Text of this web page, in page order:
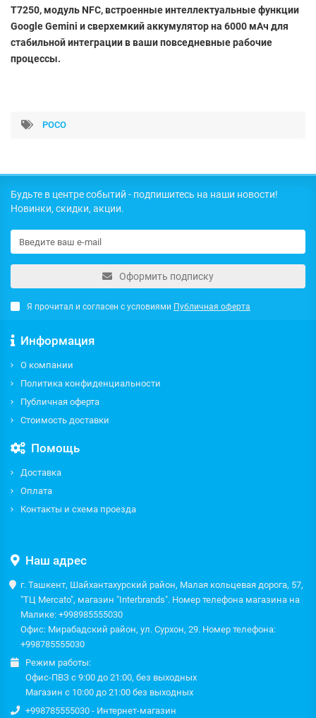
T7250, модуль NFC, встроенные интеллектуальные функции
Google Gemini и сверхемкий аккумулятор на 6000 мАч для
стабильной интеграции в ваши повседневные рабочие
процессы.
POCO
Будьте в центре событий - подпишитесь на наши новости!
Новинки, скидки, акции.
Оформить подписку
Я прочитал и согласен с условиями Публичная оферта
Информация
О компании
Политика конфиденциальности
Публичная оферта
Стоимость доставки
Помощь
Доставка
Оплата
Контакты и схема проезда
Наш адрес
г. Ташкент, Шайхантахурский район, Малая кольцевая дорога, 57,
"ТЦ Mercato", магазин "Interbrands". Номер телефона магазина на
Малике: +998985555030
Офис: Мирабадский район, ул. Сурхон, 29. Номер телефона:
+998785555030
Режим работы:
Офис-ПВЗ с 9:00 до 21:00, без выходных
Магазин с 10:00 до 21:00 без выходных
+998785555030 - Интернет-магазин